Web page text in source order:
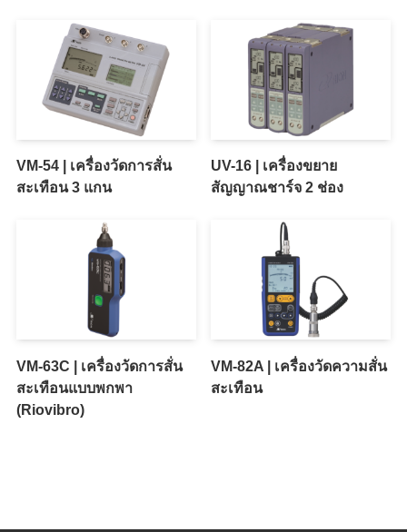
VM-54 | เครื่องวัดการสั่น
สะเทือน 3 แกน
UV-16 | เครื่องขยาย
สัญญาณชาร์จ 2 ช่อง
VM-63C | เครื่องวัดการสั่น
สะเทือนแบบพกพา
(Riovibro)
VM-82A | เครื่องวัดความสั่น
สะเทือน